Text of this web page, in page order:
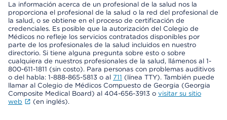
La información acerca de un profesional de la salud nos la
proporciona el profesional de la salud o la red del profesional de
la salud, o se obtiene en el proceso de certificación de
credenciales. Es posible que la autorización del Colegio de
Médicos no refleje los servicios contratados disponibles por
parte de los profesionales de la salud incluidos en nuestro
directorio. Si tiene alguna pregunta sobre esto o sobre
cualquiera de nuestros profesionales de la salud, llámenos al 1-
800-611-1811 (sin costo). Para personas con problemas auditivos
o del habla: 1-888-865-5813 o al 711 (línea TTY). También puede
llamar al Colegio de Médicos Compuesto de Georgia (Georgia
Composite Medical Board) al 404-656-3913 o visitar su sitio
web
(en inglés).